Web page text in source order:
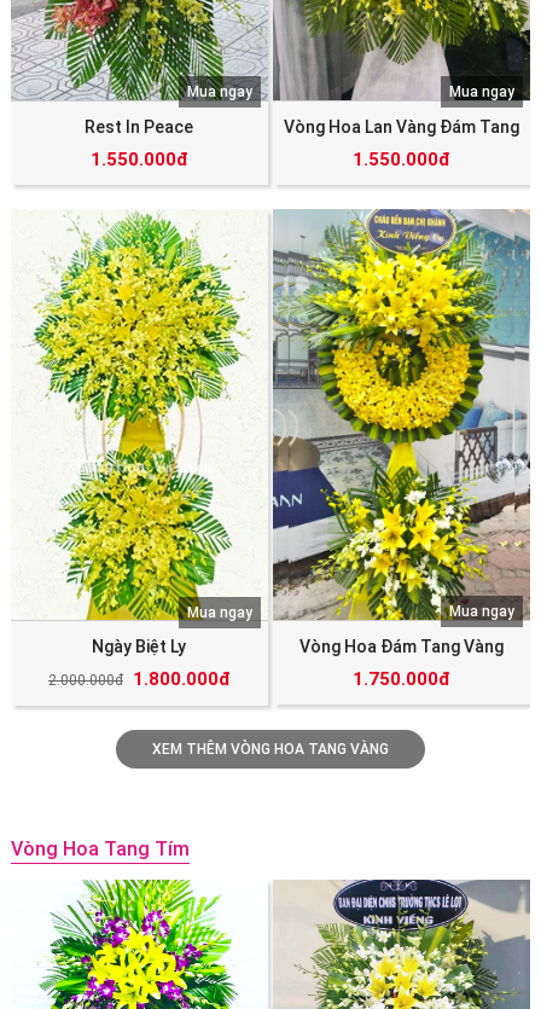
Rest In Peace
1.550.000đ
Mua ngay
Vòng Hoa Lan Vàng Đám Tang
1.550.000đ
Mua ngay
Ngày Biệt Ly
2.000.000đ 1.800.000đ
Mua ngay
Vòng Hoa Đám Tang Vàng
1.750.000đ
Mua ngay
XEM THÊM VÒNG HOA TANG VÀNG
Vòng Hoa Tang Tím